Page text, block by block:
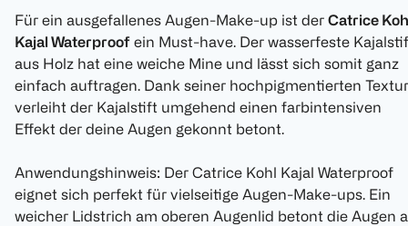
Für ein ausgefallenes Augen-Make-up ist der Catrice
Kajal Waterproof ein Must-have. Der wasserfeste
aus Holz hat eine weiche Mine und lässt sich somit ganz
einfach auftragen. Dank seiner hochpigmentierten Textur
verleiht der Kajalstift umgehend einen farbintensiven
Effekt der deine Augen gekonnt betont.
Anwendungshinweis: Der Catrice Kohl Kajal Waterproof
eignet sich perfekt für vielseitige Augen-Make-ups. Ein
weicher Lidstrich am oberen Augenlid betont die Augen